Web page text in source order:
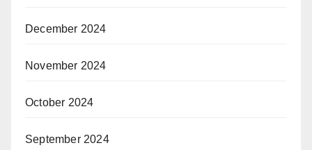
December 2024
November 2024
October 2024
September 2024